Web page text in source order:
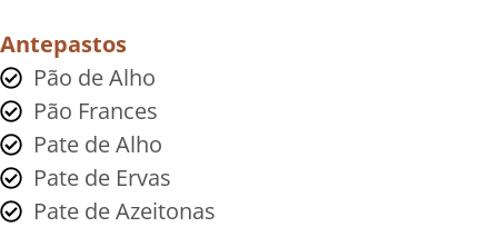
Antepastos
Pão de Alho
Pão Frances
Pate de Alho
Pate de Ervas
Pate de Azeitonas